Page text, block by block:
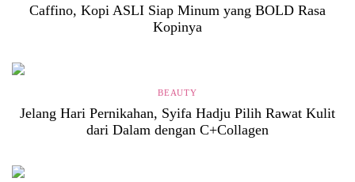
Caffino, Kopi ASLI Siap Minum yang BOLD Rasa
Kopinya
BEAUTY
Jelang Hari Pernikahan, Syifa Hadju Pilih Rawat Kulit
dari Dalam dengan C+Collagen